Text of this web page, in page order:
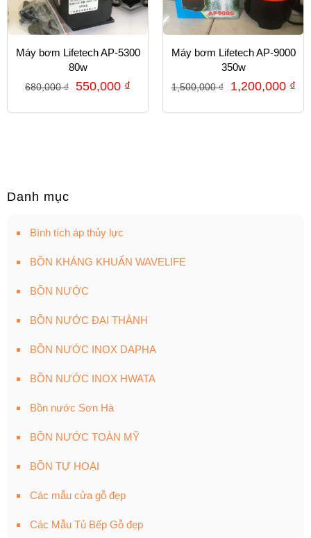
Máy bơm Lifetech AP-5300
80w
680,000₫ 550,000 ₫
Máy bơm Lifetech AP-9000
350w
1,500,000₫ 1,200,000 ₫
Danh mục
Bình tích áp thủy lực
BỒN KHÁNG KHUẨN WAVELIFE
BỒN NƯỚC
BỒN NƯỚC ĐẠI THÀNH
BỒN NƯỚC INOX DAPHA
BỒN NƯỚC INOX HWATA
Bồn nước Sơn Hà
BỒN NƯỚC TOÀN MỸ
BỒN TỰ HOẠI
Các mẫu cửa gỗ đẹp
Các Mẫu Tủ Bếp Gỗ đẹp